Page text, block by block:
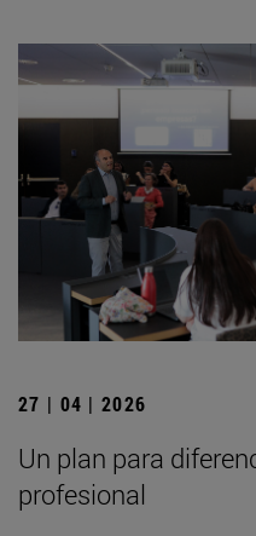
27 | 04 | 2026
Un plan para
profesional